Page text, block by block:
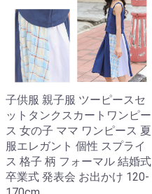
子供服 親子服 ツーピースセ
ットタンクスカートワンピー
ス 女の子 ママ ワンピース 夏
服エレガント 個性 スプライ
ス 格子 柄 フォーマル 結婚式
卒業式 発表会 お出かけ 120-